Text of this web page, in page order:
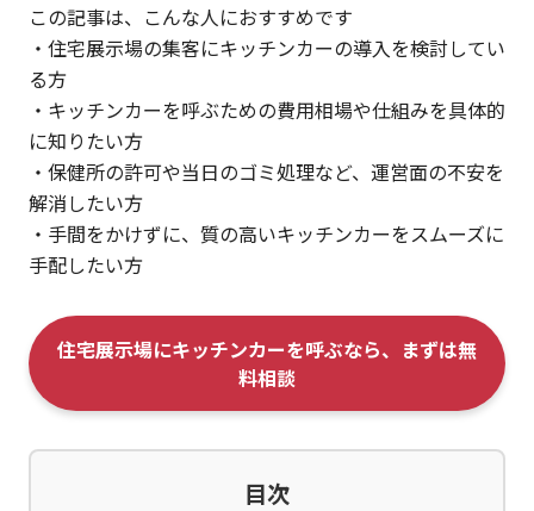
この記事は、こんな人におすすめです
・住宅展示場の集客にキッチンカーの導入を検討してい
る方
・キッチンカーを呼ぶための費用相場や仕組みを具体的
に知りたい方
・保健所の許可や当日のゴミ処理など、運営面の不安を
解消したい方
・手間をかけずに、質の高いキッチンカーをスムーズに
手配したい方
住宅展示場にキッチンカーを呼ぶなら、まずは無
料相談
目次